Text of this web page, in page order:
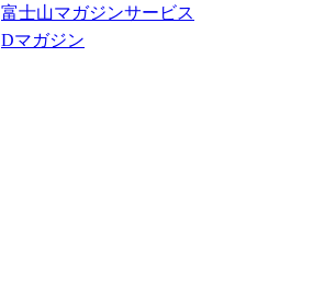
富士山マガジンサービス
Dマガジン